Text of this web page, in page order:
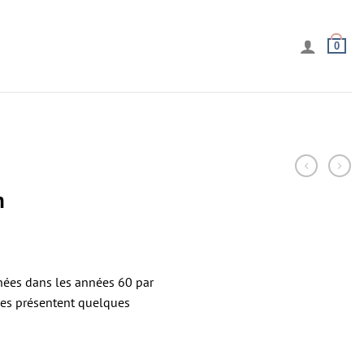
0
dans les années 60 par
présentent quelques